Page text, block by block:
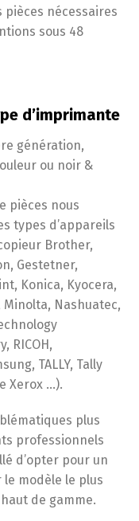
nécessaires
sous 48
d’imprimante
génération,
ou noir &
pièces nous
types d’appareils
Brother,
Gestetner,
Konica, Kyocera,
Nashuatec,
RICOH,
TALLY, Tally
Xerox …).
plus
professionnels
d’opter pour un
le modèle le plus
de gamme.